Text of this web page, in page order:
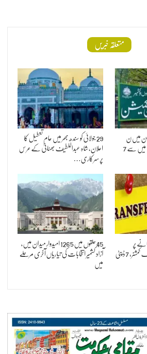
متعلقہ خبریں
میں ن
لیگ سبقت لے گئی، 13 میں سے 7
29 جولائی کو سندھ بھر میں عام تعطیل کا
اعلان، شاہ عبداللطیف بھٹائیؒ کے عرس
پر سرکاری…
پر
بیوروکریسی میں ردوبدل، ایک کمشنر، 7 ڈپٹی
45 حلقوں میں 1265 امیدوار میدان میں،
آزاد کشمیر انتخابات کی تیاریاں آخری مرحلے
میں